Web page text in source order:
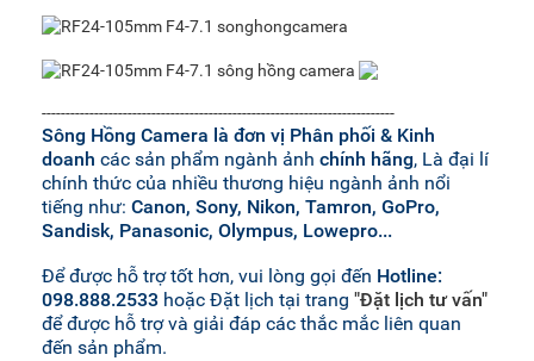
--------------------------------------------------------------------------
Sông Hồng Camera là đơn vị Phân phối & Kinh
doanh các sản phẩm ngành ảnh chính hãng, Là đại lí
chính thức của nhiều thương hiệu ngành ảnh nổi
tiếng như: Canon, Sony, Nikon, Tamron, GoPro,
Sandisk, Panasonic, Olympus, Lowepro...
Để được hỗ trợ tốt hơn, vui lòng gọi đến Hotline:
098.888.2533 hoặc Đặt lịch tại trang "Đặt lịch tư vấn"
để được hỗ trợ và giải đáp các thắc mắc liên quan
đến sản phẩm.